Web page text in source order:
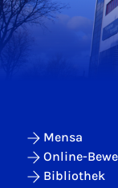
Mensa
Online-
Bibliothek